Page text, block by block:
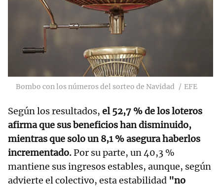
Bombo con los números del sorteo de Navidad EFE
Según los resultados, el 52,7 % de los loteros
afirma que sus beneficios han disminuido,
mientras que solo un 8,1 % asegura haberlos
incrementado.Por su parte, un 40,3 %
mantiene sus ingresos estables, aunque, según
advierte el colectivo, esta estabilidad "no